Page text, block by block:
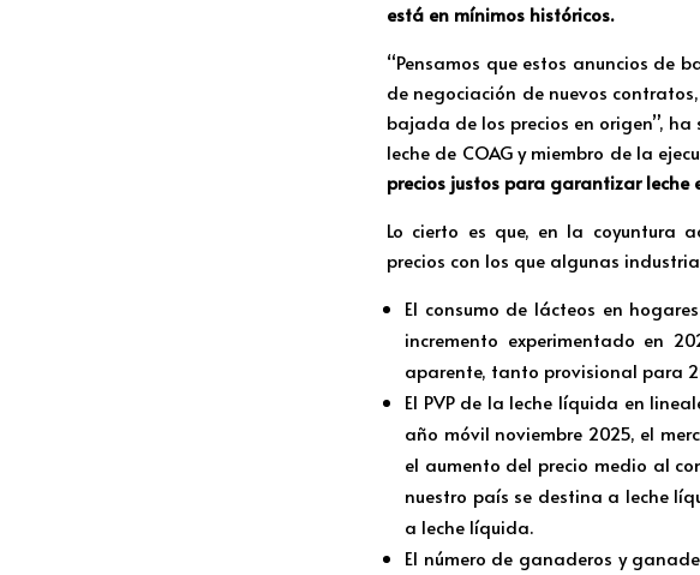
está en mínimos históricos.
“Pensamos que estos anuncios de
de negociación de nuevos
bajada de los precios en origen”,
leche de COAG y miembro de la
precios justos para garantizar leche
Lo cierto es que, en la coyuntura
precios con los que algunas
El consumo de lácteos en
incremento experimentado en
aparente, tanto provisional para
El PVP de la leche líquida en
año móvil noviembre 2025, el
el aumento del precio medio al
nuestro país se destina a leche
a leche líquida.
El número de ganaderos y